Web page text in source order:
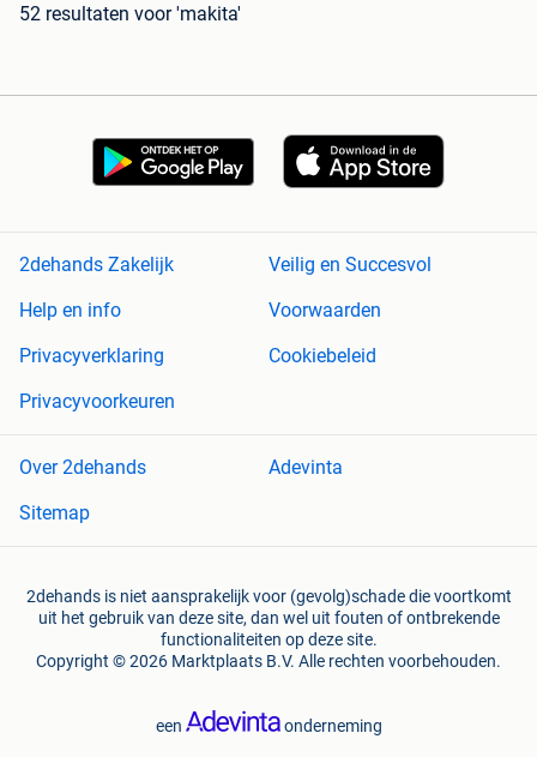
52 resultaten voor 'makita'
2dehands Zakelijk
Veilig en Succesvol
Help en info
Voorwaarden
Privacyverklaring
Cookiebeleid
Privacyvoorkeuren
Over 2dehands
Adevinta
Sitemap
2dehands is niet aansprakelijk voor (gevolg)schade die voortkomt
uit het gebruik van deze site, dan wel uit fouten of ontbrekende
functionaliteiten op deze site.
Copyright © 2026 Marktplaats B.V. Alle rechten voorbehouden.
een onderneming